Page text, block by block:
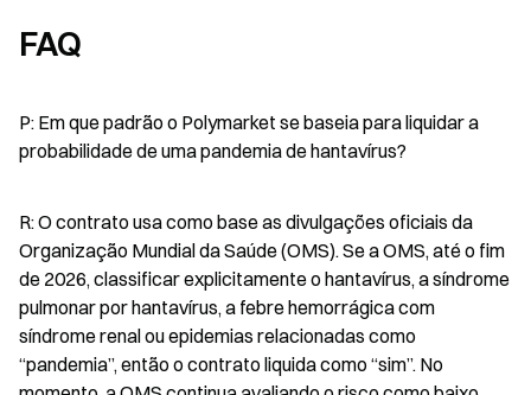
FAQ
P: Em que padrão o Polymarket se baseia para liquidar a
probabilidade de uma pandemia de hantavírus?
R: O contrato usa como base as divulgações oficiais da
Organização Mundial da Saúde (OMS). Se a OMS, até o fim
de 2026, classificar explicitamente o hantavírus, a síndrome
pulmonar por hantavírus, a febre hemorrágica com
síndrome renal ou epidemias relacionadas como
“pandemia”, então o contrato liquida como “sim”. No